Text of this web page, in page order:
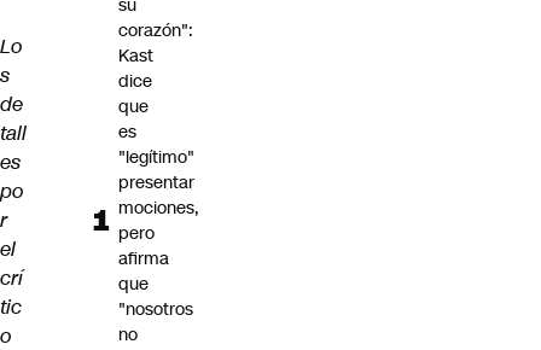
Lo
s
de
tall
es
po
r
el
crí
tic
o
su
corazón":
Kast
dice
que
es
"legítimo"
presentar
mociones,
pero
afirma
que
"nosotros
no